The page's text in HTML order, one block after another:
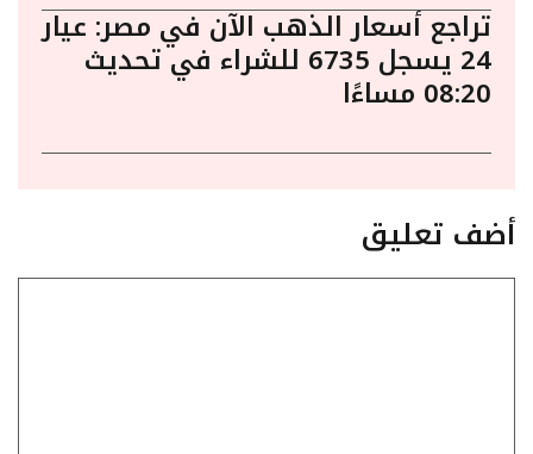
تراجع أسعار الذهب الآن في مصر: عيار
24 يسجل 6735 للشراء في تحديث
08:20 مساءًا
أضف تعليق